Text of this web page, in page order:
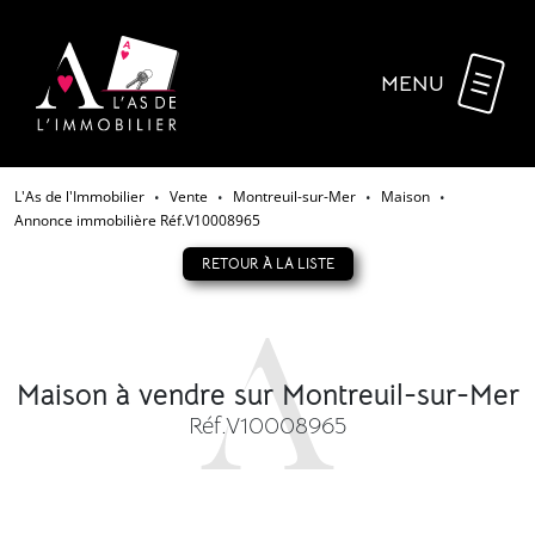
MENU
L'As de l'Immobilier • Vente • Montreuil-sur-Mer • Maison •
Annonce immobilière Réf.V10008965
RETOUR À LA LISTE
Maison à vendre sur Montreuil-sur-Mer
Réf.V10008965